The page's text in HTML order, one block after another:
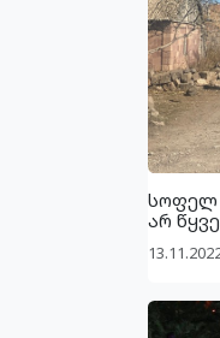
სოფელ
არ